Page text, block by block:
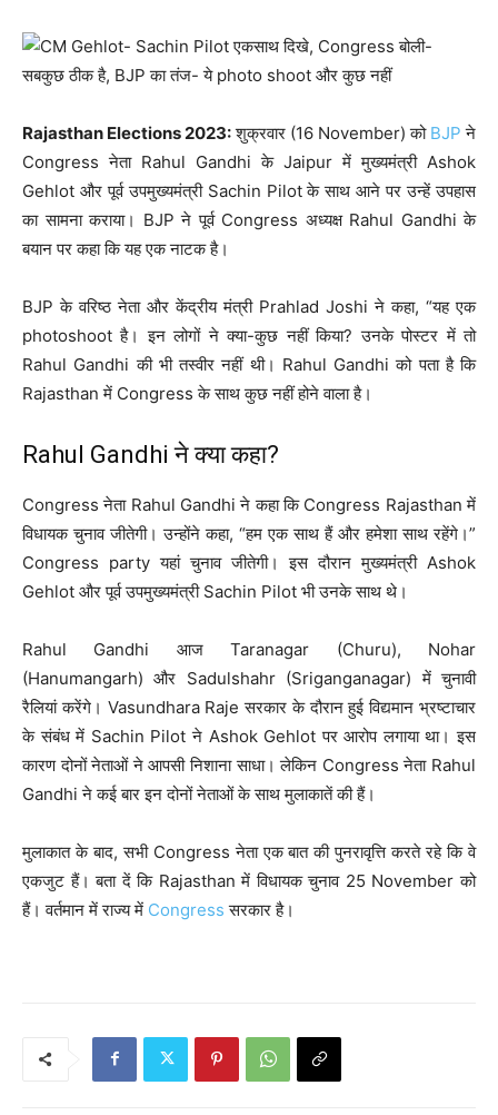
Rajasthan Elections 2023:शुक्रवार (16 November) को BJP ने
Congress नेता Rahul Gandhi के Jaipur में मुख्यमंत्री Ashok
Gehlot और पूर्व उपमुख्यमंत्री Sachin Pilot के साथ आने पर उन्हें उपहास
का सामना कराया। BJP ने पूर्व Congress अध्यक्ष Rahul Gandhi के
बयान पर कहा कि यह एक नाटक है।
BJP के वरिष्ठ नेता और केंद्रीय मंत्री Prahlad Joshi ने कहा, “यह एक
photoshoot है। इन लोगों ने क्या-कुछ नहीं किया? उनके पोस्टर में तो
Rahul Gandhi की भी तस्वीर नहीं थी। Rahul Gandhi को पता है कि
Rajasthan में Congress के साथ कुछ नहीं होने वाला है।
Rahul Gandhi ने क्या कहा?
Congress नेता Rahul Gandhi ने कहा कि Congress Rajasthan में
विधायक चुनाव जीतेगी। उन्होंने कहा, “हम एक साथ हैं और हमेशा साथ रहेंगे।”
Congress party यहां चुनाव जीतेगी। इस दौरान मुख्यमंत्री Ashok
Gehlot और पूर्व उपमुख्यमंत्री Sachin Pilot भी उनके साथ थे।
Rahul Gandhi आज Taranagar (Churu), Nohar
(Hanumangarh) और Sadulshahr (Sriganganagar) में चुनावी
रैलियां करेंगे। Vasundhara Raje सरकार के दौरान हुई विद्यमान भ्रष्टाचार
के संबंध में Sachin Pilot ने Ashok Gehlot पर आरोप लगाया था। इस
कारण दोनों नेताओं ने आपसी निशाना साधा। लेकिन Congress नेता Rahul
Gandhi ने कई बार इन दोनों नेताओं के साथ मुलाकातें की हैं।
मुलाकात के बाद, सभी Congress नेता एक बात की पुनरावृत्ति करते रहे कि वे
एकजुट हैं। बता दें कि Rajasthan में विधायक चुनाव 25 November को
हैं। वर्तमान में राज्य में Congress सरकार है।